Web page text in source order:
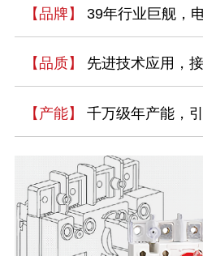
【品牌】 39年行业巨舰，
【品质】 先进技术应用，
【产能】 千万级年产能，